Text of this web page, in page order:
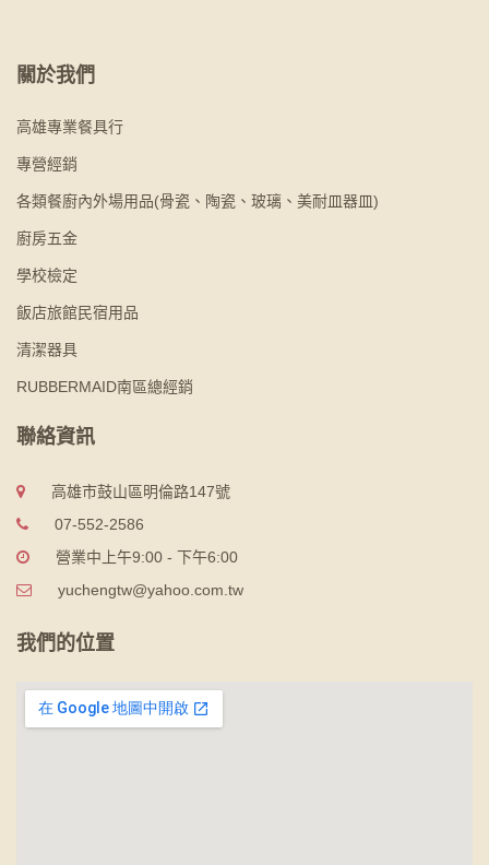
關於我們
高雄專業餐具行
專營經銷
各類餐廚內外場用品(骨瓷、陶瓷、玻璃、美耐皿器皿)
廚房五金
學校檢定
飯店旅館民宿用品
清潔器具
RUBBERMAID南區總經銷
聯絡資訊
高雄市鼓山區明倫路147號
07-552-2586
營業中上午9:00 - 下午6:00
yuchengtw@yahoo.com.tw
我們的位置